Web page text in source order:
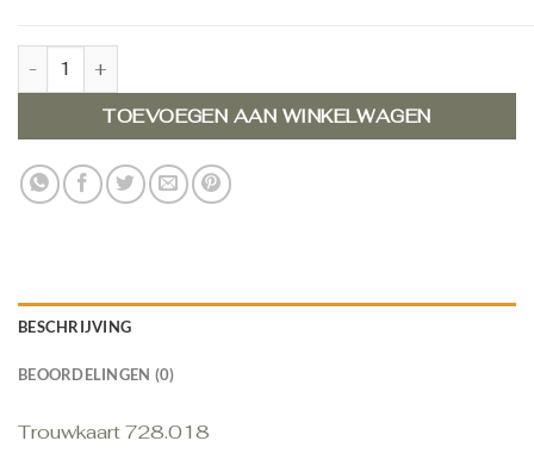
Trouwkaart 728018 aantal
TOEVOEGEN AAN WINKELWAGEN
BESCHRIJVING
BEOORDELINGEN (0)
Trouwkaart 728.018